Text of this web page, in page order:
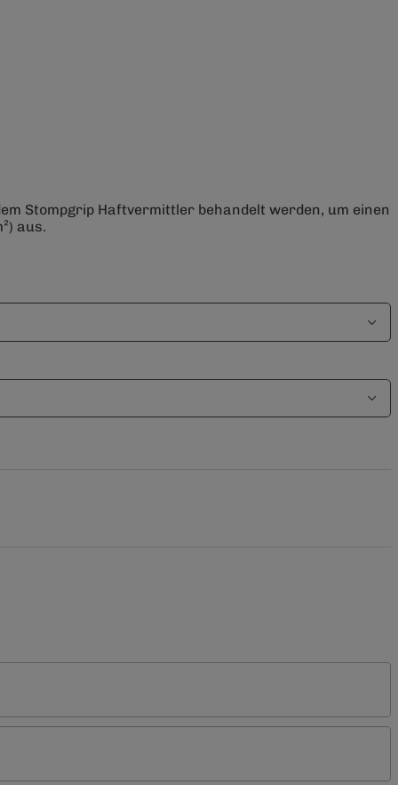
Stompgrip Haftvermittler behandelt werden, um einen
aus.